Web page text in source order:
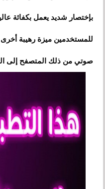
بإختصار شديد يعمل بكفائة
للمستخدمين ميزة رهيبة
صوتي من ذلك المتصفح إلى